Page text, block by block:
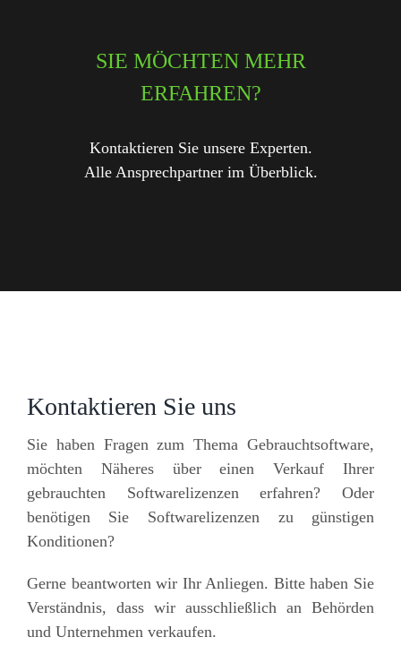
SIE MÖCHTEN MEHR
ERFAHREN?
Kontaktieren Sie unsere Experten.
Alle Ansprechpartner im Überblick.
Kontaktieren Sie uns
Sie haben Fragen zum Thema Gebrauchtsoftware,
möchten Näheres über einen Verkauf Ihrer
gebrauchten Softwarelizenzen erfahren? Oder
benötigen Sie Softwarelizenzen zu günstigen
Konditionen?
Gerne beantworten wir Ihr Anliegen. Bitte haben Sie
Verständnis, dass wir ausschließlich an Behörden
und Unternehmen verkaufen.